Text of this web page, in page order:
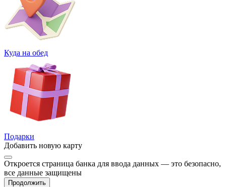
Куда на обед
Подарки
Добавить новую карту
Откроется страница банка для ввода данных — это безопасно,
все данные защищены
Продолжить